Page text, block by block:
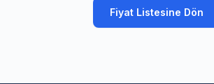
Fiyat Listesine Dön